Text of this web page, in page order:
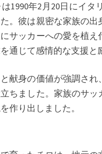
1990年2月20日にイ
。彼は親密な家族の
サッカーへの愛を植
通じて感情的な支援と
献身の価値が強調さ
ちました。家族のサ
作り出しました。